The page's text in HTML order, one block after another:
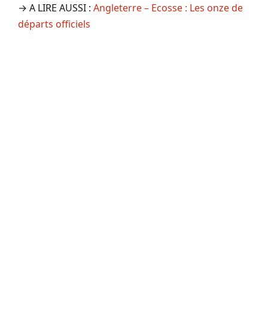
→ A LIRE AUSSI : Angleterre – Ecosse : Les onze de
départs officiels